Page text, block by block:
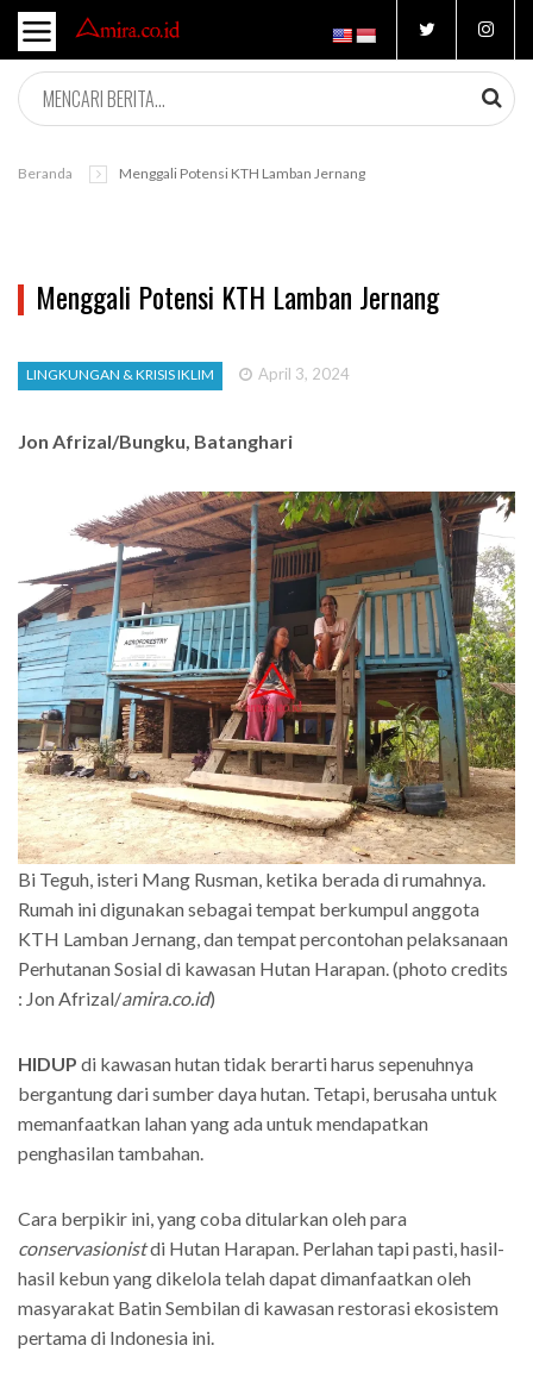
Beranda Menggali Potensi KTH Lamban Jernang
Menggali Potensi KTH Lamban Jernang
LINGKUNGAN & KRISIS IKLIM April 3, 2024
Jon Afrizal/Bungku, Batanghari
Bi Teguh, isteri Mang Rusman, ketika berada di rumahnya.
Rumah ini digunakan sebagai tempat berkumpul anggota
KTH Lamban Jernang, dan tempat percontohan pelaksanaan
Perhutanan Sosial di kawasan Hutan Harapan. (photo credits
: Jon Afrizal/amira.co.id)
HIDUP di kawasan hutan tidak berarti harus sepenuhnya
bergantung dari sumber daya hutan. Tetapi, berusaha untuk
memanfaatkan lahan yang ada untuk mendapatkan
penghasilan tambahan.
Cara berpikir ini, yang coba ditularkan oleh para
conservasionistdi Hutan Harapan. Perlahan tapi pasti, hasil-
hasil kebun yang dikelola telah dapat dimanfaatkan oleh
masyarakat Batin Sembilan di kawasan restorasi ekosistem
pertama di Indonesia ini.